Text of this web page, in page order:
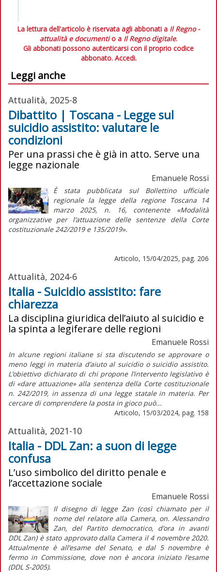
La lettura dell'articolo è riservata agli abbonati a Il Regno -
attualità e documentio a Il Regno digitale.
Gli abbonati possono autenticarsi con il proprio codice
abbonato. Accedi.
Leggi anche
Attualità, 2025-8
Dibattito | Toscana - Legge sul
suicidio assistito: valutare le
condizioni
Per una prassi che è già in atto. Serve una
legge nazionale
Emanuele Rossi
È stata pubblicata sul Bollettino ufficiale
regionalela legge della regione Toscana 14
marzo 2025, n. 16, contenente «Modalità
organizzative per l’attuazione delle sentenze della Corte
costituzionale 242/2019 e 135/2019».
Articolo, 15/04/2025, pag. 206
Attualità, 2024-6
Italia - Suicidio assistito: fare
chiarezza
La disciplina giuridica dell’aiuto al suicidio e
la spinta a legiferare delle regioni
Emanuele Rossi
In alcune regioni italiane si sta discutendo se approvare o
meno leggi in materia d’aiuto al suicidio o suicidio assistito.
L’obiettivo dichiarato di chi propone l’intervento legislativo è
di «dare attuazione» alla sentenza della Corte costituzionale
n. 242/2019, in assenza di una legge statale in materia. Per
cercare di comprendere la posta in gioco può...
Articolo, 15/03/2024, pag. 158
Attualità, 2021-10
Italia - DDL Zan: a suon di legge
confusa
L’uso simbolico del diritto penale e
l’accettazione sociale
Emanuele Rossi
Il disegno di legge Zan (così chiamato per il
nome del relatore alla Camera, on. Alessandro
Zan, del Partito democratico, d’ora in avanti
DDL Zan) è stato approvato dalla Camera il 4 novembre 2020.
Attualmente è all’esame del Senato, e dal 5 novembre è
fermo in Commissione, dove non è ancora iniziato l’esame
(DDL S-2005).